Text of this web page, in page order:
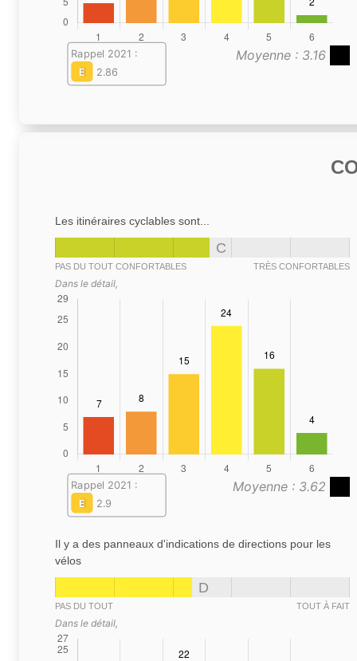
Moyenne : 3.16
Rappel 2021 :
E
2.86
Les itinéraires cyclables sont...
C
PAS DU TOUT CONFORTABLES TRÈS CONFORTABLES
Dans le détail,
Moyenne : 3.62
Rappel 2021 :
E
2.9
Il y a des panneaux d'indications de directions pour les
vélos
D
PAS DU TOUT TOUT À FAIT
Dans le détail,